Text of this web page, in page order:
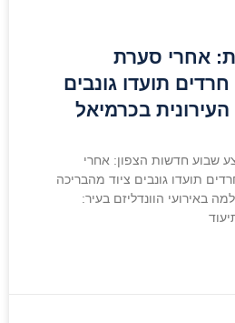
אחרי סערת
תועדו גונבים
בכרמיאל
שבוע חדשות הצפון: אחרי
תועדו גונבים ציוד מהבריכה
באירועי הוונדליזם בעיר: